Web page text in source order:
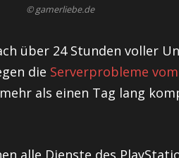
© gamerliebe.de
über 24 Stunden voller
die Serverprobleme
als einen Tag lang
alle Dienste des